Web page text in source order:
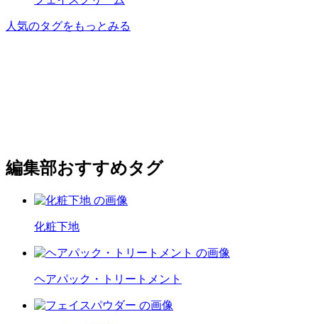
人気のタグをもっとみる
編集部おすすめタグ
化粧下地
ヘアパック・トリートメント